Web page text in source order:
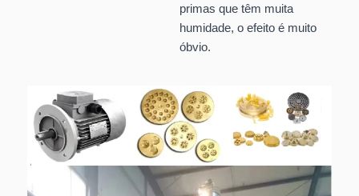
primas que têm muita
humidade, o efeito é muito
óbvio.